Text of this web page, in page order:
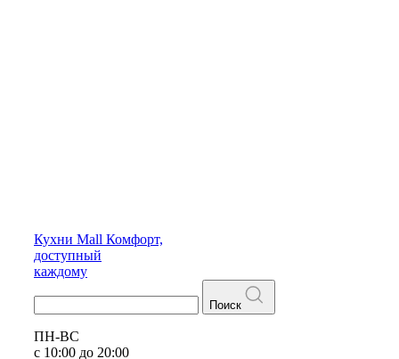
Кухни Mall Комфорт,
доступный
каждому
Поиск
ПН-ВС
с 10:00 до 20:00